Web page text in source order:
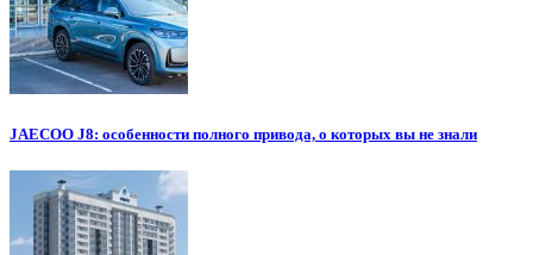
JAECOO J8: особенности полного привода, о которых вы не знали